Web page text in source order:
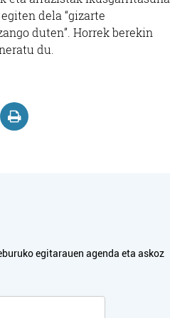
dela “gizarte
duten”. Horrek berekin
du.
egitarauen agenda eta askoz